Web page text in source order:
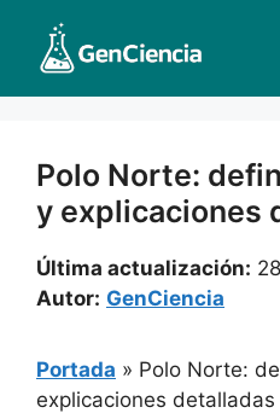
contenido
Polo Norte:
y explicaciones
Última actualización:
Autor: GenCiencia
Portada » Polo Norte:
explicaciones detalladas